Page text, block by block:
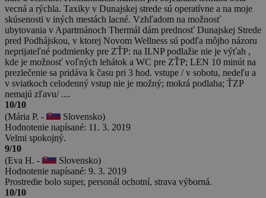
vecná a rýchla. Taxiky v Dunajskej strede sú operatívne a na moje
skúsenosti v iných mestách lacné. Vzhľadom na možnosť
ubytovania v Apartmánoch Thermál dám prednosť Dunajskej Strede
pred Podhájskou, v ktorej Novom Wellness sú podľa môjho názoru
neprijateľné podmienky pre ZŤP: na II.NP podlažie nie je výťah ,
kde je možnosť voľných lehátok a WC pre ZŤP; LEN 10 minút na
prezlečenie sa pridáva k času pri 3 hod. vstupe / v sobotu, nedeľu a
v sviatkoch celodenný vstup nie je možný; mokrá podlaha; ŤZP
nemajú zľavu/ ....
10/10
(Mária P. -
Slovensko)
Hodnotenie napísané: 11. 3. 2019
Velmi spokojný.
9/10
(Eva H. -
Slovensko)
Hodnotenie napísané: 9. 3. 2019
Prostredie bolo super, personál ochotní, strava výborná.
10/10